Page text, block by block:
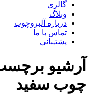
گالری
وبلاگ
درباره آلبروچوب
تماس با ما
پشتیبانی
آرشیو
چوب سفید